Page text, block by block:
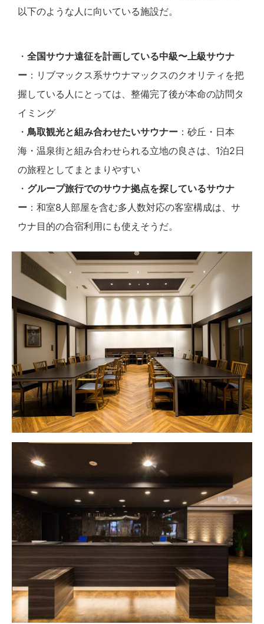
以下のような人に向いている施設だ。
・ 全国サウナ遠征を計画している中級〜上級サウナ
ー ：リブマックス系サウナマックスのクオリティを把
握している人にとっては、整備完了後が本命の訪問タ
イミング
・ 鳥取観光と組み合わせたいサウナー ：砂丘・日本
海・温泉街と組み合わせられる立地の良さは、1泊2日
の旅程としてまとまりやすい
・ グループ旅行でのサウナ拠点を探しているサウナ
ー ：和室8人部屋を含む多人数対応の客室構成は、サ
ウナ目的の合宿利用にも使えそうだ。